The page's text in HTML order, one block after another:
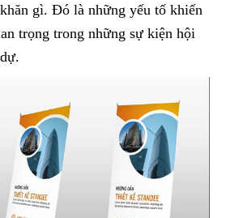
gì. Đó là những yếu tố khiến
trọng trong những sự kiện hội